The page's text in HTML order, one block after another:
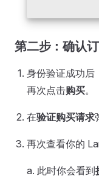
第二步：确认
身份验证成功后
再次点击购买。
在验证购买请求
再次查看你的
a. 此时你会看到